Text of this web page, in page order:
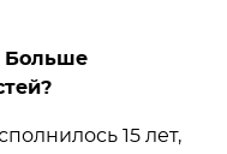
Больше
15 лет,